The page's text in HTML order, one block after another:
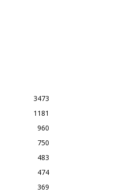
3473
1181
960
750
483
474
369